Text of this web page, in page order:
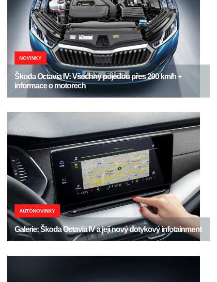
NOVINKY
Škoda Octavia IV: Všechny pojedou přes 200 km/h +
informace o motorech
AUTONOVINKY
Galerie: Škoda Octavia IV a její nový dotykový infotainment